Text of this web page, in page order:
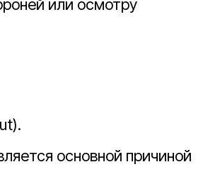
или осмотру
основной причиной